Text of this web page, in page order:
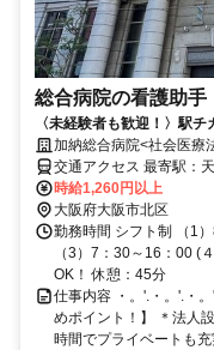
総合病院の看護助手
〈未経験者も歓迎！〉駅
Ｋ！プライベートも考慮し
加納総合病院<社会医療
交通アクセス 最寄駅：天神橋筋六丁目
町線・堺筋線「天神橋
「天満駅」より徒歩8分
時給1,260円以上
大阪府大阪市北区
勤務時間 シフト制 （1
（3）7：30～16：00 (
OK！ 休憩：45分
仕事内容 ・。'.・。'.・
めポイント！】 ＊法人
時間でプライベートも